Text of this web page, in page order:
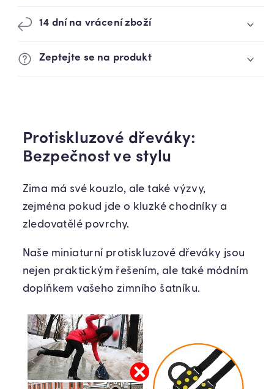
14 dní na vrácení zboží
Zeptejte se na produkt
Protiskluzové dřeváky:
Bezpečnost ve stylu
Zima má své kouzlo, ale také výzvy,
zejména pokud jde o kluzké chodníky a
zledovatělé povrchy.
Naše miniaturní protiskluzové dřeváky jsou
nejen praktickým řešením, ale také módním
doplňkem vašeho zimního šatníku.